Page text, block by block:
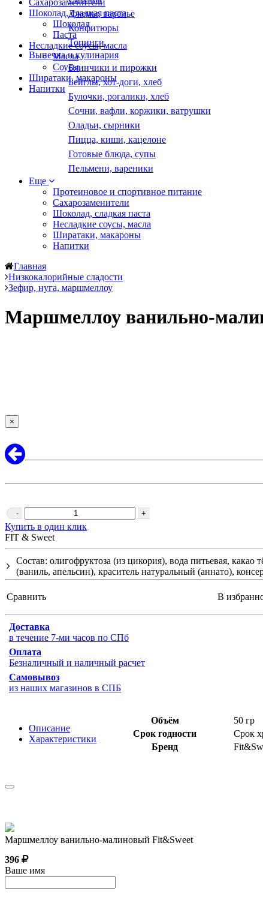
Сахарозаменители
Шоколад, сладкая паста
Шоколад
Паста
Несладкие соусы, масла
Масла
Соусы
Ширатаки, макароны
Напитки
Джемы, варенье
Конфитюры
Топинги
Выпечка и кулинария
Блинчики и пирожки
Бейглы, хот-доги, хлеб
Булочки, рогалики, хлеб
Сочни, вафли, коржики, ватрушки
Оладьи, сырники
Пицца, киши, кацелоне
Готовые блюда, супы
Пельмени, вареники
Еще
Протеиновое и спортивное питание
Сахарозаменители
Шоколад, сладкая паста
Несладкие соусы, масла
Ширатаки, макароны
Напитки
Главная
Низкокалорийные сладости
Зефир, нуга, маршмеллоу
Маршмеллоу ванильно-
×
- +
Купить в один клик
FIT & Sweet
Состав: олигофруктоза (из цикория), вода питьевая, какао
(ваниль, апельсин), краситель натуральный (аннато),
Сравнить В
Доставка
в течение 7-ми часов по СПб
Оплата
Безналичный и наличный расчет
Самовывоз
из наших магазинов в СПБ
Описание
Характеристики
Объём
50 гр
Срок годности
Срок
Бренд
Маршмеллоу ванильно-малиновый Fit&Sweet
396
Ваше имя